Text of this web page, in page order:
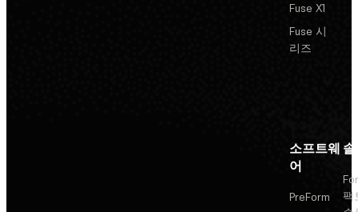
Fuse X1
Fuse 시
리즈
소프트웨
어
PreForm
팩